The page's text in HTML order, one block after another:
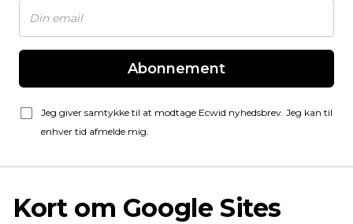
Abonnement
Jeg giver samtykke til at modtage Ecwid nyhedsbrev. Jeg kan til
enhver tid afmelde mig.
Kort om Google Sites